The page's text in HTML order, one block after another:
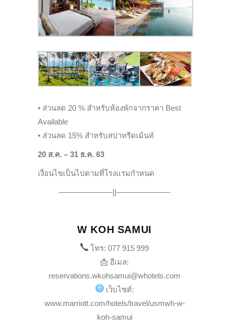
• ส่วนลด 20 % สำหรับห้องพักจากราคา Best
Available
• ส่วนลด 15% สำหรับสปาทรีตเม้นท์
20 ส.ค. – 31 ธ.ค. 63
เงื่อนไขเป็นไปตามที่โรงแรมกำหนด
———————||———————
W KOH SAMUI
โทร: 077 915 999
📩 อีเมล:
reservations.wkohsamui@whotels.com
เว็บไซต์:
www.marriott.com/hotels/travel/usmwh-w-
koh-samui